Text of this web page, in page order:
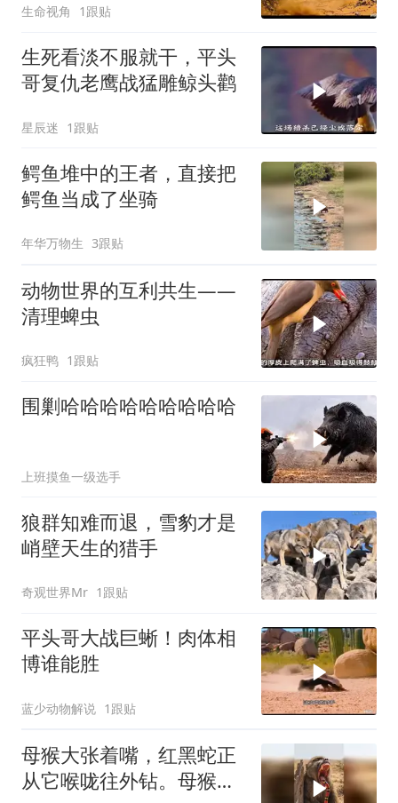
生命视角 1跟贴
生死看淡不服就干，平头
哥复仇老鹰战猛雕鲸头鹳
星辰迷 1跟贴
鳄鱼堆中的王者，直接把
鳄鱼当成了坐骑
年华万物生 3跟贴
动物世界的互利共生——
清理蜱虫
疯狂鸭 1跟贴
围剿哈哈哈哈哈哈哈哈哈
上班摸鱼一级选手
狼群知难而退，雪豹才是
峭壁天生的猎手
奇观世界Mr 1跟贴
平头哥大战巨蜥！肉体相
博谁能胜
蓝少动物解说 1跟贴
母猴大张着嘴，红黑蛇正
从它喉咙往外钻。母猴表